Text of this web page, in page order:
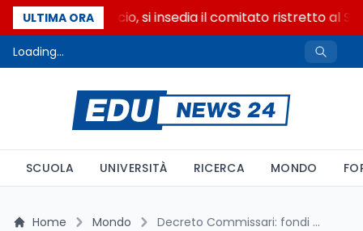
ULTIMA ORA
Riforma del calcio, si insedia il comitato ristretto al
Loading...
SCUOLA UNIVERSITÀ RICERCA MONDO
Home Mondo Decreto Commissari: fondi al 2034 e costo salito a 14,4 miliardi